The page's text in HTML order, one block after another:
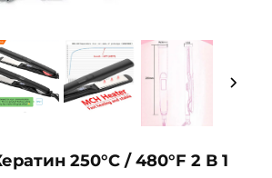
250°C / 480°F 2 В 1